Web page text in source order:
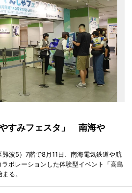
すみフェスタ」 南海や
波5）7階で8月11日、南海電気鉄道や航
ボレーションした体験型イベント「高島
る。